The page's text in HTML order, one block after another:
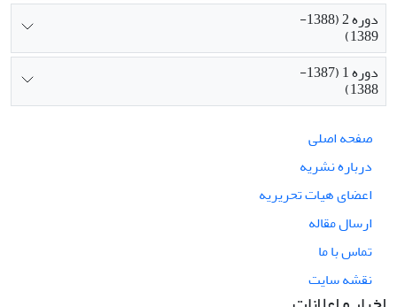
دوره 2 (1388-
1389)
دوره 1 (1387-
1388)
صفحه اصلی
درباره نشریه
اعضای هیات تحریریه
ارسال مقاله
تماس با ما
نقشه سایت